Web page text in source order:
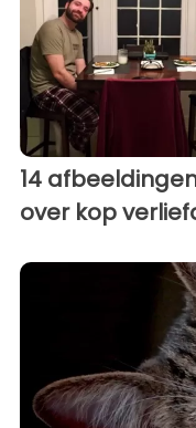
14
over kop